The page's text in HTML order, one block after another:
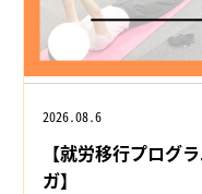
2026.08.6
【就労移行プログ
ガ】